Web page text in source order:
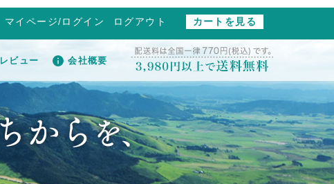
マイページ/ログイン ログアウト カートを見る
レビュー 会社概要